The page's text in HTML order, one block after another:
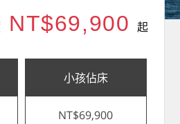
NT$69,900 起
小孩佔床
NT$69,900